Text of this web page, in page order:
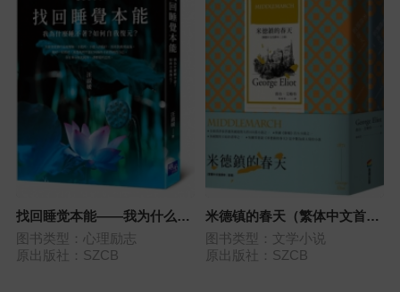
找回睡觉本能——我为什么睡
不着？如何自我复元？
图书类型：心理励志
原出版社：SZCB
米德镇的春天（繁体中文首译
本）
图书类型：文学小说
原出版社：SZCB